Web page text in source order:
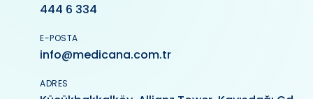
444 6 334
E-POSTA
info@medicana.com.tr
ADRES